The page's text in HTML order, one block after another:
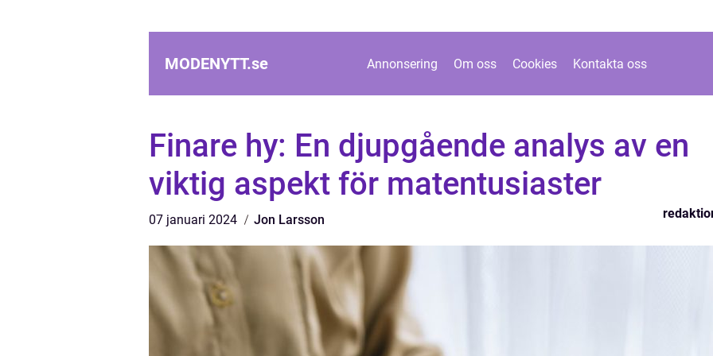
MODENYTT.se Annonsering Om oss Cookies Kontakta oss
Finare hy: En djupgående analys av en
viktig aspekt för matentusiaster
07 januari 2024 Jon Larsson